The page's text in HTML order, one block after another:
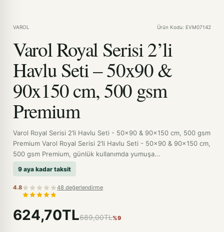
VAROL Ürün Kodu: EVM07142
Varol Royal Serisi 2’li
Havlu Seti – 50x90 &
90x150 cm, 500 gsm
Premium
Varol Royal Serisi 2’li Havlu Seti - 50x90 & 90x150 cm, 500 gsm
Premium Varol Royal Serisi 2’li Havlu Seti - 50x90 & 90x150 cm,
500 gsm Premium, günlük kullanımda yumuşa...
9 aya kadar taksit
4.8 48 değerlendirme
624,70TL689,00TL%9